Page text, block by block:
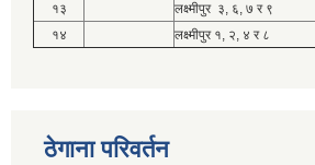
१३
लक्ष्मीपुर ३, ६, ७ र ९
१४
लक्ष्मीपुर १, २, ४ र ८
ठेगाना परिवर्तन